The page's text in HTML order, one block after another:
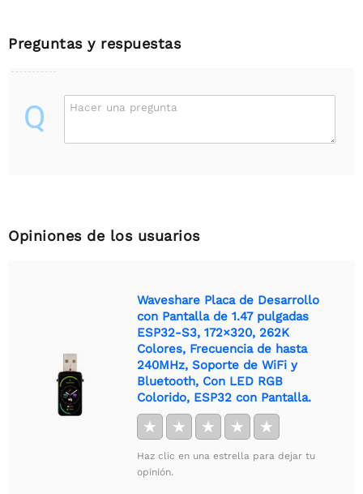
Preguntas y respuestas
Q Hacer una pregunta
Opiniones de los usuarios
Waveshare Placa de Desarrollo
con Pantalla de 1.47 pulgadas
ESP32-S3, 172×320, 262K
Colores, Frecuencia de hasta
240MHz, Soporte de WiFi y
Bluetooth, Con LED RGB
Colorido, ESP32 con Pantalla.
★ ★ ★ ★ ★
Haz clic en una estrella para dejar tu
opinión.